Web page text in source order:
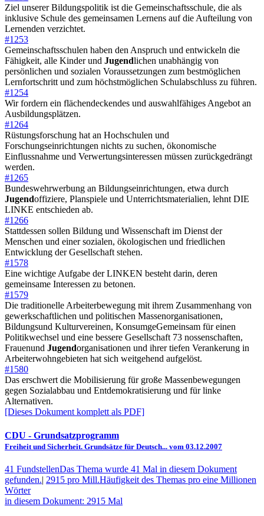
Ziel unserer Bildungspolitik ist die Gemeinschaftsschule, die als
inklusive Schule des gemeinsamen Lernens auf die Aufteilung von
Lernenden verzichtet.
#1253
Gemeinschaftsschulen haben den Anspruch und entwickeln die
Fähigkeit, alle Kinder und Jugendlichen unabhängig von
persönlichen und sozialen Voraussetzungen zum bestmöglichen
Lernfortschritt und zum höchstmöglichen Schulabschluss zu führen.
#1254
Wir fordern ein flächendeckendes und auswahlfähiges Angebot an
Ausbildungsplätzen.
#1264
Rüstungsforschung hat an Hochschulen und
Forschungseinrichtungen nichts zu suchen, ökonomische
Einflussnahme und Verwertungsinteressen müssen zurückgedrängt
werden.
#1265
Bundeswehrwerbung an Bildungseinrichtungen, etwa durch
Jugendoffiziere, Planspiele und Unterrichtsmaterialien, lehnt DIE
LINKE entschieden ab.
#1266
Stattdessen sollen Bildung und Wissenschaft im Dienst der
Menschen und einer sozialen, ökologischen und friedlichen
Entwicklung der Gesellschaft stehen.
#1578
Eine wichtige Aufgabe der LINKEN besteht darin, deren
gemeinsame Interessen zu betonen.
#1579
Die traditionelle Arbeiterbewegung mit ihrem Zusammenhang von
gewerkschaftlichen und politischen Massenorganisationen,
Bildungsund Kulturvereinen, KonsumgeGemeinsam für einen
Politikwechsel und eine bessere Gesellschaft 73 nossenschaften,
Frauenund Jugendorganisationen und ihrer tiefen Verankerung in
Arbeiterwohngebieten hat sich weitgehend aufgelöst.
#1580
Das erschwert die Mobilisierung für große Massenbewegungen
gegen Sozialabbau und Entdemokratisierung und für linke
Alternativen.
[Dieses Dokument komplett als PDF]
CDU - Grundsatzprogramm
Freiheit und Sicherheit. Grundsätze für Deutsch... vom 03.12.2007
41 FundstellenDas Thema wurde 41 Mal in diesem Dokument
gefunden.| 2915 pro Mill.Häufigkeit des Themas pro eine Millionen
Wörter
in diesem Dokument: 2915 Mal